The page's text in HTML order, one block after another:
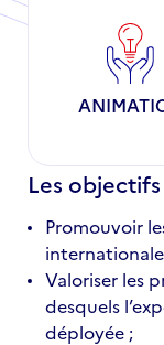
Les
Promouvoir
internationale
Valoriser les
desquels
déployée ;